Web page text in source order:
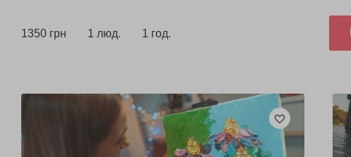
1350 грн 1 люд. 1 год.